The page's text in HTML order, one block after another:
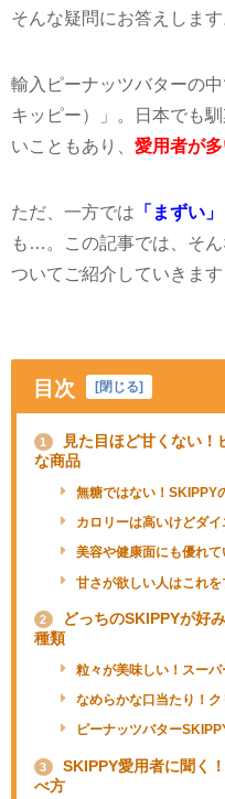
そんな疑問にお答えします
輸入ピーナッツバターの
キッピー）」。日本でも
いこともあり、 愛用者が
ただ、一方では 「まずい
も
。この記事では、そ
ついてご紹介していきます
目次 [閉じる]
1
見た目ほど甘くない！
な商品
無糖ではない！SKIPPY
カロリーは高いけどダイ
美容や健康面にも優れ
甘さが欲しい人はこれを
2
どっちのSKIPPYが好
種類
粒々が美味しい！スーパ
なめらかな口当たり！ク
ピーナッツバター
3
SKIPPY愛用者に聞く
べ方